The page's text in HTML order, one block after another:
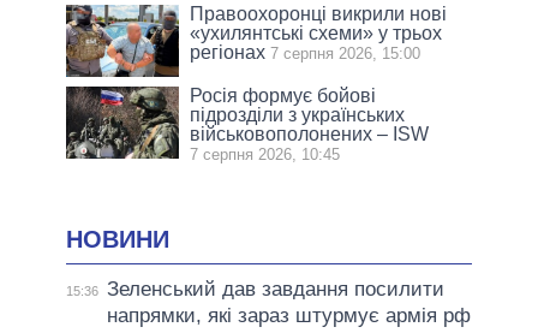
Правоохоронці викрили нові
«ухилянтські схеми» у трьох
регіонах 7 серпня 2026, 15:00
Росія формує бойові
підрозділи з українських
військовополонених – ISW
7 серпня 2026, 10:45
НОВИНИ
15:36 Зеленський дав завдання посилити
напрямки, які зараз штурмує армія рф